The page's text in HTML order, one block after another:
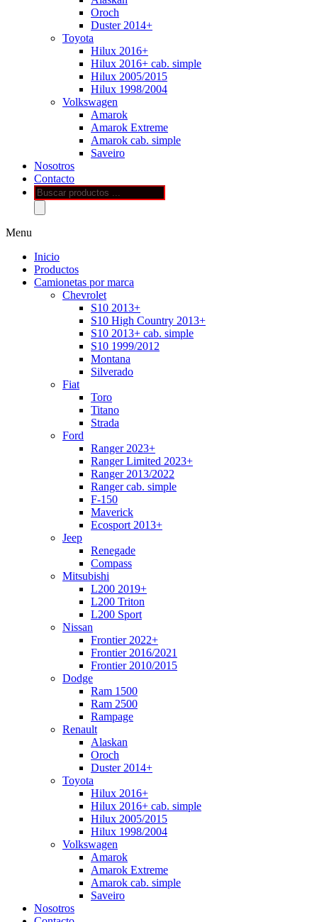
Oroch
Duster 2014+
Toyota
Hilux 2016+
Hilux 2016+ cab. simple
Hilux 2005/2015
Hilux 1998/2004
Volkswagen
Amarok
Amarok Extreme
Amarok cab. simple
Saveiro
Nosotros
Contacto
Búsqueda
de
productos
Menu
Inicio
Productos
Camionetas por marca
Chevrolet
S10 2013+
S10 High Country 2013+
S10 2013+ cab. simple
S10 1999/2012
Montana
Silverado
Fiat
Toro
Titano
Strada
Ford
Ranger 2023+
Ranger Limited 2023+
Ranger 2013/2022
Ranger cab. simple
F-150
Maverick
Ecosport 2013+
Jeep
Renegade
Compass
Mitsubishi
L200 2019+
L200 Triton
L200 Sport
Nissan
Frontier 2022+
Frontier 2016/2021
Frontier 2010/2015
Dodge
Ram 1500
Ram 2500
Rampage
Renault
Alaskan
Oroch
Duster 2014+
Toyota
Hilux 2016+
Hilux 2016+ cab. simple
Hilux 2005/2015
Hilux 1998/2004
Volkswagen
Amarok
Amarok Extreme
Amarok cab. simple
Saveiro
Nosotros